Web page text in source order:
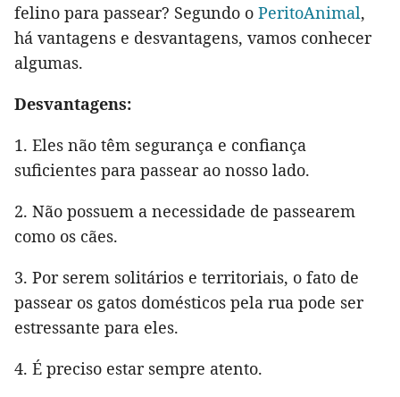
felino para passear? Segundo o PeritoAnimal,
há vantagens e desvantagens, vamos conhecer
algumas.
Desvantagens:
1. Eles não têm segurança e confiança
suficientes para passear ao nosso lado.
2. Não possuem a necessidade de passearem
como os cães.
3. Por serem solitários e territoriais, o fato de
passear os gatos domésticos pela rua pode ser
estressante para eles.
4. É preciso estar sempre atento.